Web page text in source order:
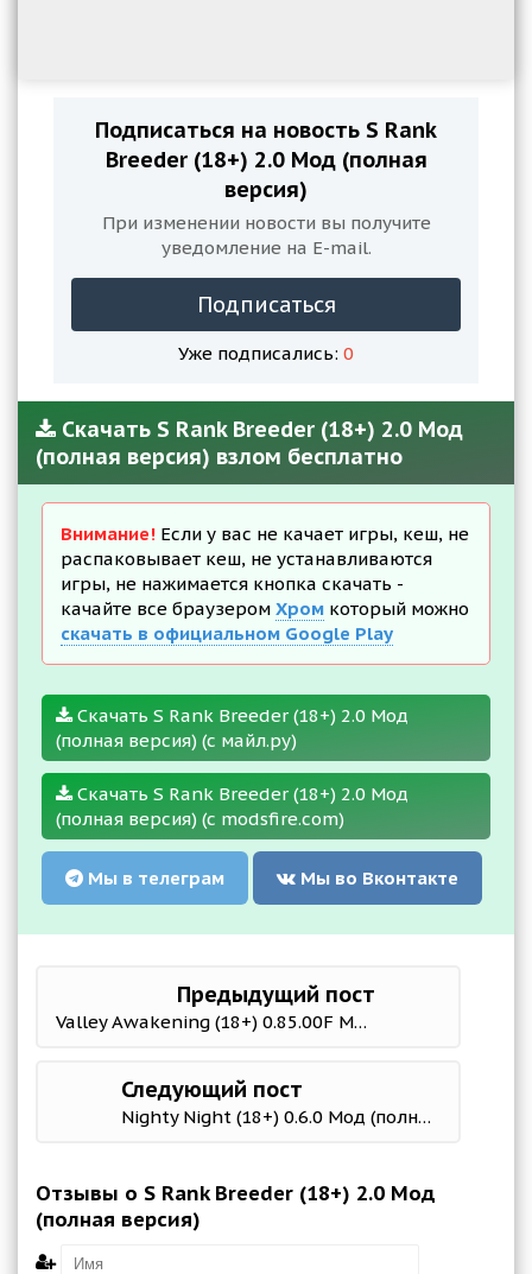
Подписаться на новость S Rank
Breeder (18+) 2.0 Мод (полная
версия)
При изменении новости вы получите
уведомление на E-mail.
Подписаться
Уже подписались: 0
Скачать S Rank Breeder (18+) 2.0 Мод
(полная версия) взлом бесплатно
Внимание! Если у вас не качает игры, кеш, не
распаковывает кеш, не устанавливаются
игры, не нажимается кнопка скачать -
качайте все браузером Хром который можно
скачать в официальном Google Play
Скачать S Rank Breeder (18+) 2.0 Мод
(полная версия) (с майл.ру)
Скачать S Rank Breeder (18+) 2.0 Мод
(полная версия) (с modsfire.com)
Мы в телеграм Мы во Вконтакте
Предыдущий пост
Valley Awakening (18+) 0.85.00F Мод (полная версия)
Следующий пост
Nighty Night (18+) 0.6.0 Мод (полная версия)
Отзывы о S Rank Breeder (18+) 2.0 Мод
(полная версия)